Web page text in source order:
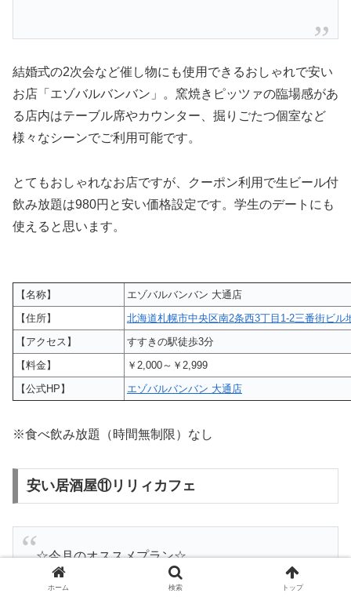
結婚式の2次会など催し物にも使用できるおしゃれで安い
お店「エゾバルバンバン」。窯焼きピッツァの臨場感があ
る店内はテーブル席やカウンター、掘りごたつ個室など
様々なシーンでご利用可能です。
とてもおしゃれなお店ですが、クーポン利用で生ビール付
飲み放題は980円と安い価格設定です。学生のデートにも
使えると思います。
【名称】
エゾバルバンバン 大通店
【住所】
北海道札幌市中央区南2条西3丁目1-2三番街ビル
【アクセス】
すすきの駅徒歩3分
【料金】
￥2,000～￥2,999
【公式HP】
エゾバルバンバン 大通店
※食べ飲み放題（時間無制限）なし
安い居酒屋⑪リリィカフェ
☆今月のオススメプラン☆
#大人
が2種類になりました！！
ホーム 検索 トップ